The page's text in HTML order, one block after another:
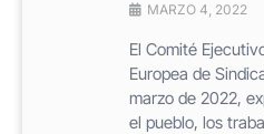
MARZO 4, 2022
El Comité
Europea de
marzo de 2022,
el pueblo, los